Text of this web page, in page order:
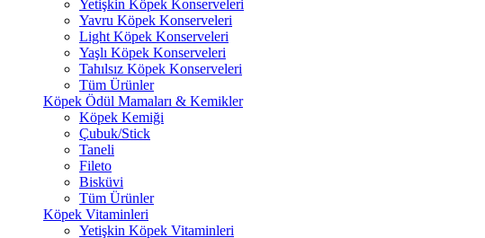
Yetişkin Köpek Konserveleri
Yavru Köpek Konserveleri
Light Köpek Konserveleri
Yaşlı Köpek Konserveleri
Tahılsız Köpek Konserveleri
Tüm Ürünler
Köpek Ödül Mamaları & Kemikler
Köpek Kemiği
Çubuk/Stick
Taneli
Fileto
Bisküvi
Tüm Ürünler
Köpek Vitaminleri
Yetişkin Köpek Vitaminleri